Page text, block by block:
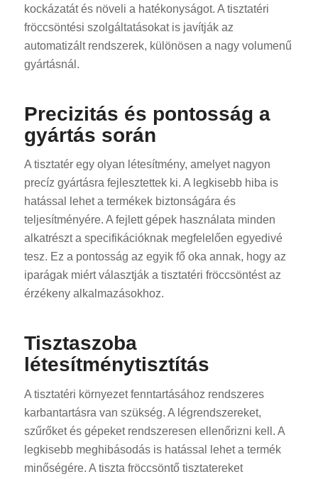
kockázatát és növeli a hatékonyságot. A tisztatéri
fröccsöntési szolgáltatásokat is javítják az
automatizált rendszerek, különösen a nagy volumenű
gyártásnál.
Precizitás és pontosság a
gyártás során
A tisztatér egy olyan létesítmény, amelyet nagyon
precíz gyártásra fejlesztettek ki. A legkisebb hiba is
hatással lehet a termékek biztonságára és
teljesítményére. A fejlett gépek használata minden
alkatrészt a specifikációknak megfelelően egyedivé
tesz. Ez a pontosság az egyik fő oka annak, hogy az
iparágak miért választják a tisztatéri fröccsöntést az
érzékeny alkalmazásokhoz.
Tisztaszoba
létesítménytisztítás
A tisztatéri környezet fenntartásához rendszeres
karbantartásra van szükség. A légrendszereket,
szűrőket és gépeket rendszeresen ellenőrizni kell. A
legkisebb meghibásodás is hatással lehet a termék
minőségére. A tiszta fröccsöntő tisztatereket